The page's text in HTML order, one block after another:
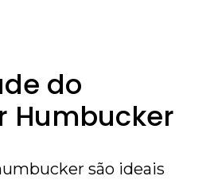
do
Humbucker
são ideais